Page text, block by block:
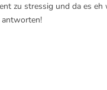
zu stressig und da es eh